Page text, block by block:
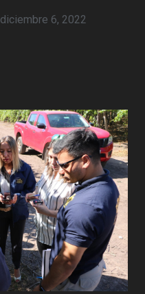
diciembre 6, 2022